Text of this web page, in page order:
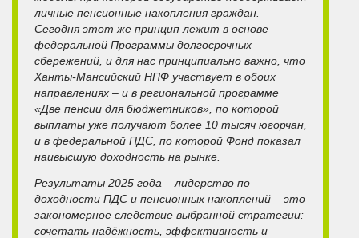
личные пенсионные накопления граждан.
Сегодня этот же принцип лежит в основе
федеральной Программы долгосрочных
сбережений, и для нас принципиально важно, что
Ханты-Мансийский НПФ участвует в обоих
направлениях – и в региональной программе
«Две пенсии для бюджетников», по которой
выплаты уже получают более 10 тысяч югорчан,
и в федеральной ПДС, по которой Фонд показал
наивысшую доходность на рынке.
Результаты 2025 года – лидерство по
доходности ПДС и пенсионных накоплений – это
закономерное следствие выбранной стратегии:
сочетать надёжность, эффективность и